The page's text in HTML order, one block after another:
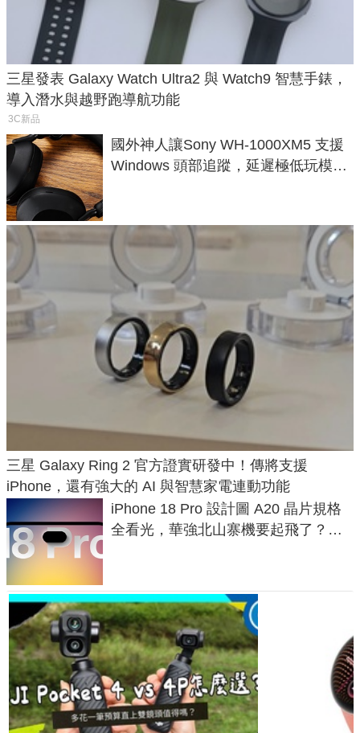
三星發表 Galaxy Watch Ultra2 與 Watch9 智慧手錶，
導入潛水與越野跑導航功能
3C新品
國外神人讓Sony WH-1000XM5 支援
Windows 頭部追蹤，延遲極低玩模擬
三星 Galaxy Ring 2 官方證實研發中！傳將支援
iPhone，還有強大的 AI 與智慧家電連動功能
iPhone 18 Pro 設計圖 A20 晶片規格
全看光，華強北山寨機要起飛了？專